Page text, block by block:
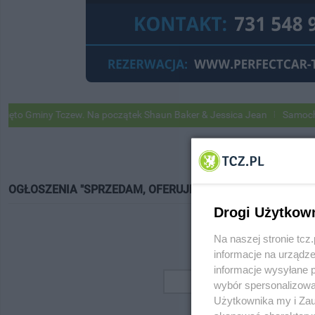
Gminy Tczew. Na początek Shaun Baker & Jessica Jean
OGŁOSZENIA "SPRZEDAM, OFERUJĘ"
Drogi
Na naszej stronie
informacje na
informacje wysyłane
wybór
Użytkownika my i